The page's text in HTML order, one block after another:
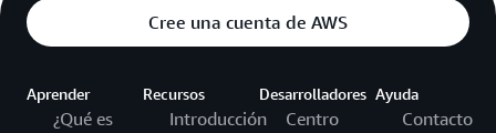
Cree una cuenta de AWS
Aprender
¿Qué es
Recursos
Introducción
Desarrolladores
Centro
Ayuda
Contacto